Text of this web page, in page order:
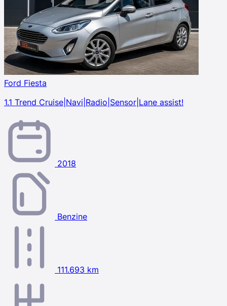
Ford Fiesta
1.1 Trend Cruise|Navi|Radio|Sensor|Lane assist!
2018
Benzine
111.693 km